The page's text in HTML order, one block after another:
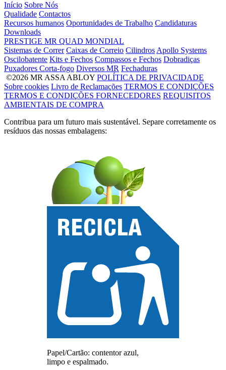
Início Sobre Nós
Qualidade Contactos
Recursos humanos Oportunidades de Trabalho Candidaturas
Downloads
PRESTIGE MR QUAD MONDIAL
Sistemas de Correr Caixas de Correio Cilindros Apollo Systems
Oscilobatente Kits e Fechos Compassos e Fechos Dobradiças
Puxadores Corta-fogo Diversos MR Fechaduras
©2026 MR ASSA ABLOY POLÍTICA DE PRIVACIDADE
Sobre cookies Livro de Reclamações TERMOS E CONDIÇÕES
TERMOS E CONDIÇÕES FORNECEDORES REQUISITOS
AMBIENTAIS DE COMPRA
Contribua para um futuro mais sustentável. Separe corretamente os
resíduos das nossas embalagens:
Papel/Cartão: contentor azul,
limpo e espalmado.